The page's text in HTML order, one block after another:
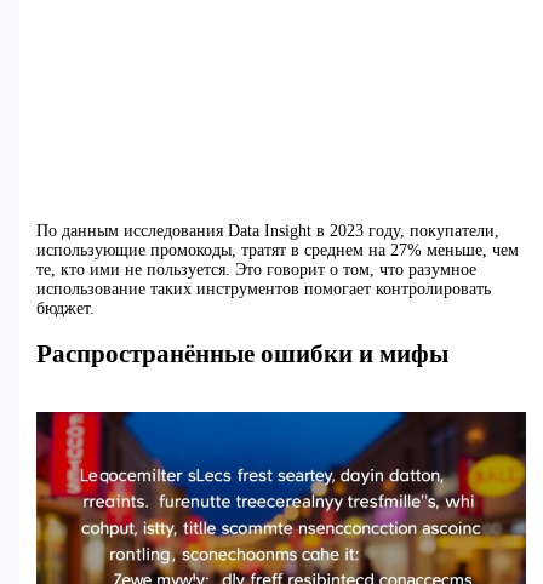
По данным исследования Data Insight в 2023 году, покупатели,
использующие промокоды, тратят в среднем на 27% меньше, чем
те, кто ими не пользуется. Это говорит о том, что разумное
использование таких инструментов помогает контролировать
бюджет.
Распространённые ошибки и мифы